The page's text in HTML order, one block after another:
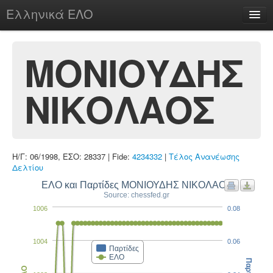
Ελληνικά ΕΛΟ
chesstu.be @ discord
Login
ΜΟΝΙΟΥΔΗΣ
ΝΙΚΟΛΑΟΣ
Η/Γ: 06/1998, ΕΣΟ: 28337 | Fide: 4234332 | Τέλος Ανανέωσης
Δελτίου
ΕΛΟ και Παρτίδες ΜΟΝΙΟΥΔΗΣ ΝΙΚΟΛΑΟΣ
Source: chessfed.gr
Παρτίδες
ΕΛΟ
1004
1006
0.06
0.08